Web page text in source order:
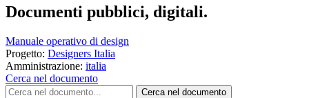
Documenti pubblici, digitali.
Manuale operativo di design
Progetto: Designers Italia
Amministrazione: italia
Cerca nel documento
Cerca nel documento